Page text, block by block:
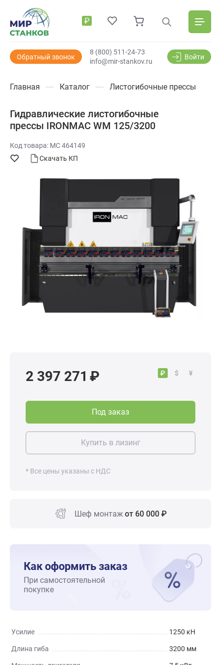
₽
Обратный звонок
info@mir-stankov.ru
8 (800) 511-24-73
Войти
Главная Каталог Листогибочные прессы
Гидравлические листогибочные
прессы IRONMAC WM 125/3200
Код товара: МС 464149
Скачать КП
₽ $ ¥
2 397 271 ₽
Под заказ
Купить в лизинг
* Все цены указаны с НДС
Шеф монтаж от 60 000 ₽
Как оформить заказ
При самостоятельной
покупке
Усилие 1250 кН
Длина гиба 3200 мм